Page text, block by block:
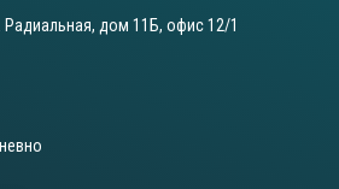
Радиальная, дом 11Б, офис 12/1